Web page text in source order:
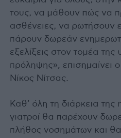
τους, να μάθουν πώς να
ασθένειες, να ρωτήσουν
πάρουν δωρεάν
εξελίξεις στον τομέα της
πρόληψης», επισημαίνει
Νίκος Νίτσας.
Καθ’ όλη τη διάρκεια της
γιατροί θα παρέχουν
πλήθος νοσημάτων και